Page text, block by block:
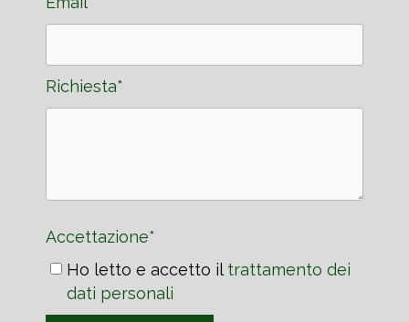
Richiesta*
Accettazione*
Ho letto e accetto il trattamento dei
dati personali